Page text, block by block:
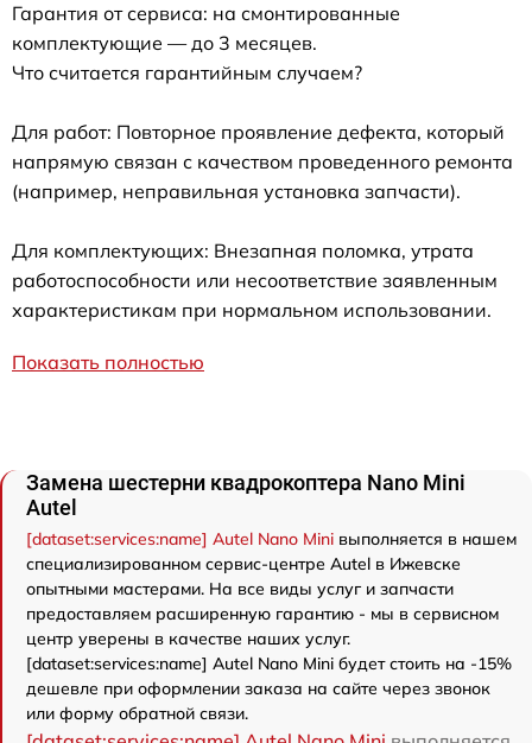
Гарантия от сервиса: на смонтированные
комплектующие — до 3 месяцев.
Что считается гарантийным случаем?
Для работ: Повторное проявление дефекта, который
напрямую связан с качеством проведенного ремонта
(например, неправильная установка запчасти).
Для комплектующих: Внезапная поломка, утрата
работоспособности или несоответствие заявленным
характеристикам при нормальном использовании.
Показать полностью
Замена шестерни квадрокоптера Nano Mini
Autel
[dataset:services:name] Autel Nano Mini выполняется в нашем
специализированном сервис-центре Autel в Ижевске
опытными мастерами. На все виды услуг и запчасти
предоставляем расширенную гарантию - мы в сервисном
центр уверены в качестве наших услуг.
[dataset:services:name] Autel Nano Mini будет стоить на -15%
дешевле при оформлении заказа на сайте через звонок
или форму обратной связи.